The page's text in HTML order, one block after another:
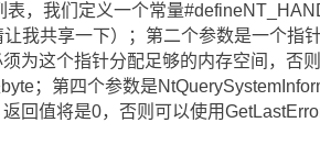
列表，我们定义一个常量
我共享一下）；第二个参数是一个指
为这个指针分配足够的内存空间，否
；第四个参数是
回值将是0，否则可以使用